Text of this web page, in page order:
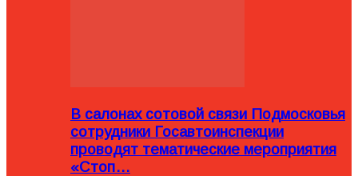
В салонах сотовой связи Подмосковья
сотрудники Госавтоинспекции
проводят тематические мероприятия
«Стоп…